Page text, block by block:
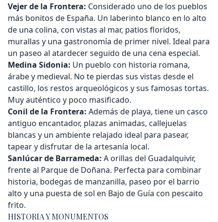
Vejer de la Frontera: Considerado uno de los pueblos
más bonitos de España. Un laberinto blanco en lo alto
de una colina, con vistas al mar, patios floridos,
murallas y una gastronomía de primer nivel. Ideal para
un paseo al atardecer seguido de una cena especial.
Medina Sidonia: Un pueblo con historia romana,
árabe y medieval. No te pierdas sus vistas desde el
castillo, los restos arqueológicos y sus famosas tortas.
Muy auténtico y poco masificado.
Conil de la Frontera: Además de playa, tiene un casco
antiguo encantador, plazas animadas, callejuelas
blancas y un ambiente relajado ideal para pasear,
tapear y disfrutar de la artesanía local.
Sanlúcar de Barrameda: A orillas del Guadalquivir,
frente al Parque de Doñana. Perfecta para combinar
historia, bodegas de manzanilla, paseo por el barrio
alto y una puesta de sol en Bajo de Guía con pescaito
frito.
HISTORIA Y MONUMENTOS